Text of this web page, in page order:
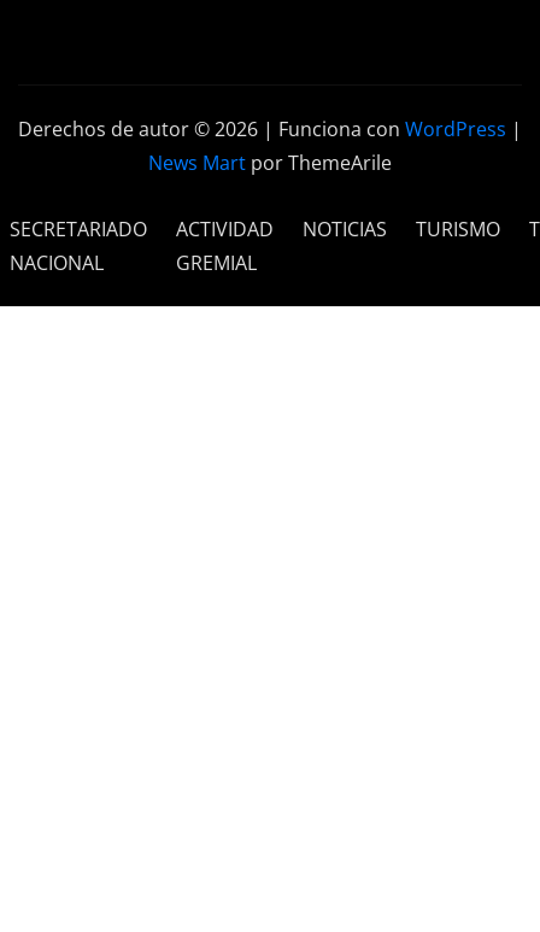
Derechos de autor © 2026 | Funciona con WordPress |
News Mart por ThemeArile
SECRETARIADO
NACIONAL
ACTIVIDAD
GREMIAL
NOTICIAS TURISMO